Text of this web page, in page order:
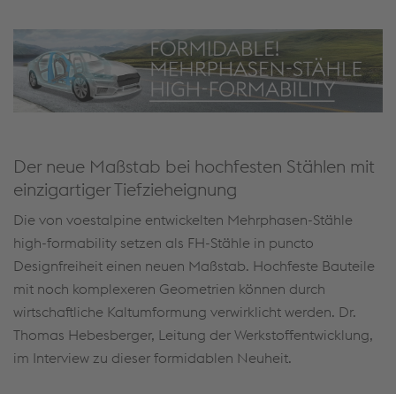
Der neue Maßstab bei hochfesten Stählen mit
einzigartiger Tiefzieheignung
Die von voestalpine entwickelten Mehrphasen-Stähle
high-formability setzen als FH-Stähle in puncto
Designfreiheit einen neuen Maßstab. Hochfeste Bauteile
mit noch komplexeren Geometrien können durch
wirtschaftliche Kaltumformung verwirklicht werden. Dr.
Thomas Hebesberger, Leitung der Werkstoffentwicklung,
im Interview zu dieser formidablen Neuheit.